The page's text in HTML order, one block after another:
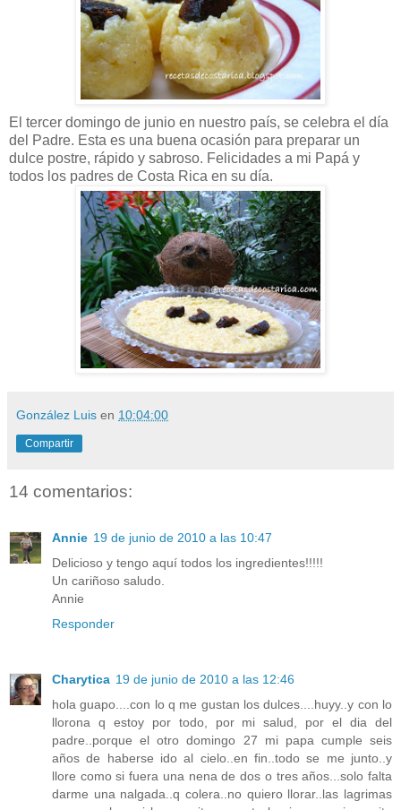
El tercer domingo de junio en nuestro país, se celebra el día
del Padre. Esta es una buena ocasión para preparar un
dulce postre, rápido y sabroso. Felicidades a mi Papá y
todos los padres de Costa Rica en su día.
González Luis en 10:04:00
Compartir
14 comentarios:
Annie 19 de junio de 2010 a las 10:47
Delicioso y tengo aquí todos los ingredientes!!!!!
Un cariñoso saludo.
Annie
Responder
Charytica 19 de junio de 2010 a las 12:46
hola guapo....con lo q me gustan los dulces....huyy..y con lo
llorona q estoy por todo, por mi salud, por el dia del
padre..porque el otro domingo 27 mi papa cumple seis
años de haberse ido al cielo..en fin..todo se me junto..y
llore como si fuera una nena de dos o tres años...solo falta
darme una nalgada..q colera..no quiero llorar..las lagrimas